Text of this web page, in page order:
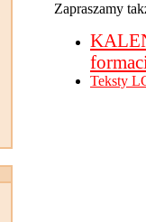
Zapraszamy
Teksty